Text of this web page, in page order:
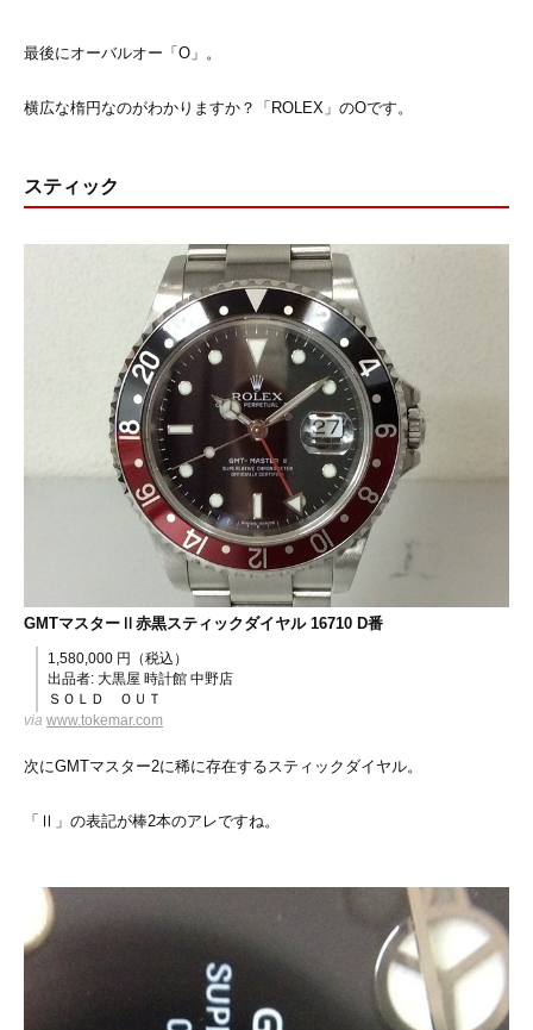
最後にオーバルオー「O」。
横広な楕円なのがわかりますか？「ROLEX」のOです。
スティック
GMTマスターⅡ赤黒スティックダイヤル 16710 D番
1,580,000 円（税込）
出品者: 大黒屋 時計館 中野店
ＳＯＬＤ ＯＵＴ
via www.tokemar.com
次にGMTマスター2に稀に存在するスティックダイヤル。
「Ⅱ」の表記が棒2本のアレですね。